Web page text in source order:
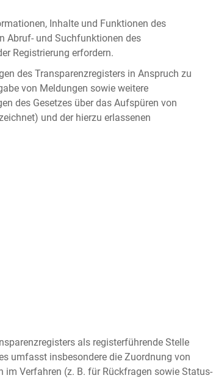
Inhalte und Funktionen des
Abruf- und Suchfunktionen des
Registrierung erfordern.
des Transparenzregisters in Anspruch zu
von Meldungen sowie weitere
des Gesetzes über das Aufspüren von
und der hierzu erlassenen
als registerführende Stelle
umfasst insbesondere die Zuordnung von
Verfahren (z. B. für Rückfragen sowie Status-